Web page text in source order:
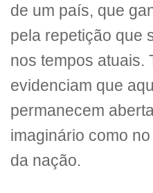
de um país, que
pela repetição que
nos tempos atuais.
evidenciam que
permanecem
imaginário como
da nação.